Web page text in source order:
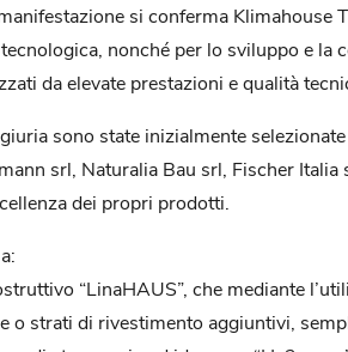
si conferma
nonché per lo sviluppo e
da elevate prestazioni e qualità
sono state inizialmente
srl, Naturalia Bau srl, Fischer
dei propri prodotti.
“LinaHAUS”, che mediante
o strati di rivestimento aggiuntivi,